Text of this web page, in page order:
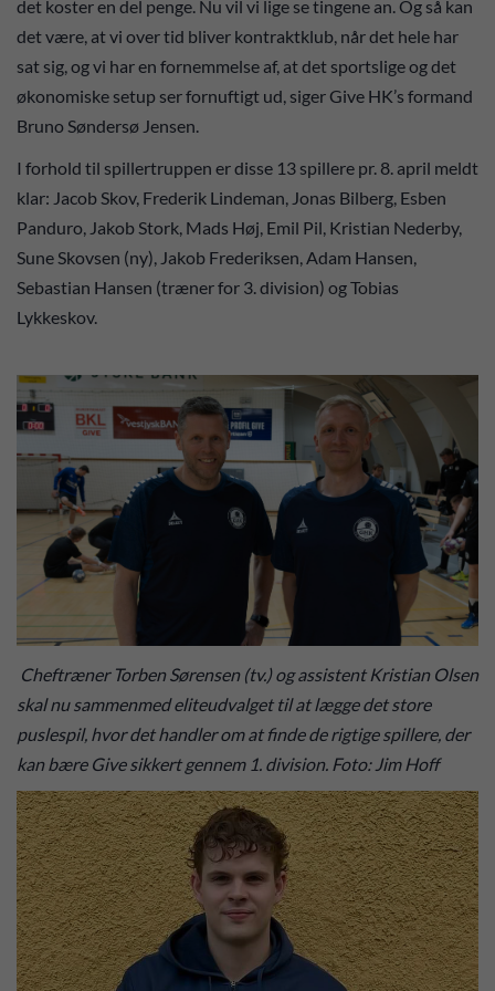
det koster en del penge. Nu vil vi lige se tingene an. Og så kan
det være, at vi over tid bliver kontraktklub, når det hele har
sat sig, og vi har en fornemmelse af, at det sportslige og det
økonomiske setup ser fornuftigt ud, siger Give HK’s formand
Bruno Søndersø Jensen.
I forhold til spillertruppen er disse 13 spillere pr. 8. april meldt
klar: Jacob Skov, Frederik Lindeman, Jonas Bilberg, Esben
Panduro, Jakob Stork, Mads Høj, Emil Pil, Kristian Nederby,
Sune Skovsen (ny), Jakob Frederiksen, Adam Hansen,
Sebastian Hansen (træner for 3. division) og Tobias
Lykkeskov.
Cheftræner Torben Sørensen (tv.) og assistent Kristian Olsen
skal nu sammenmed eliteudvalget til at lægge det store
puslespil, hvor det handler om at finde de rigtige spillere, der
kan bære Give sikkert gennem 1. division. Foto: Jim Hoff